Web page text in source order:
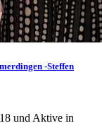
-Steffen